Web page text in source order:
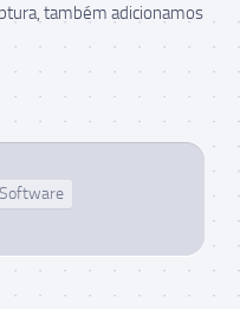
também adicionamos
Software